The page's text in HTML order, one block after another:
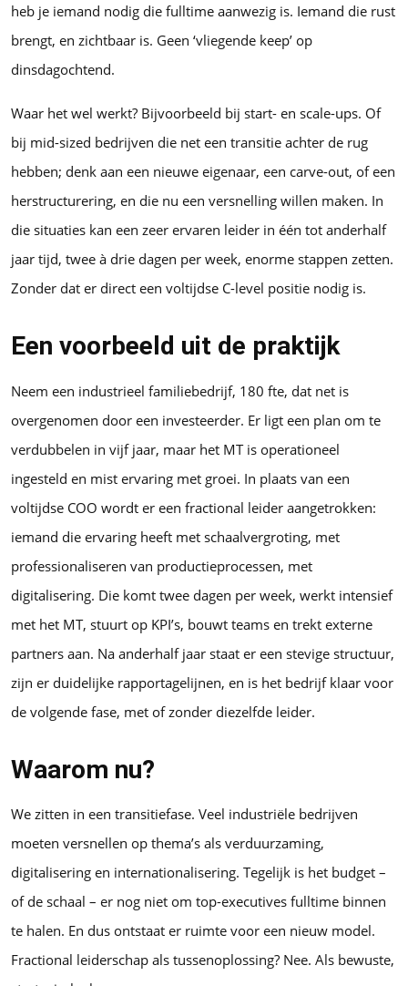
heb je iemand nodig die fulltime aanwezig is. Iemand die rust
brengt, en zichtbaar is. Geen ‘vliegende keep’ op
dinsdagochtend.
Waar het wel werkt? Bijvoorbeeld bij start- en scale-ups. Of
bij mid-sized bedrijven die net een transitie achter de rug
hebben; denk aan een nieuwe eigenaar, een carve-out, of een
herstructurering, en die nu een versnelling willen maken. In
die situaties kan een zeer ervaren leider in één tot anderhalf
jaar tijd, twee à drie dagen per week, enorme stappen zetten.
Zonder dat er direct een voltijdse C-level positie nodig is.
Een voorbeeld uit de praktijk
Neem een industrieel familiebedrijf, 180 fte, dat net is
overgenomen door een investeerder. Er ligt een plan om te
verdubbelen in vijf jaar, maar het MT is operationeel
ingesteld en mist ervaring met groei. In plaats van een
voltijdse COO wordt er een fractional leider aangetrokken:
iemand die ervaring heeft met schaalvergroting, met
professionaliseren van productieprocessen, met
digitalisering. Die komt twee dagen per week, werkt intensief
met het MT, stuurt op KPI’s, bouwt teams en trekt externe
partners aan. Na anderhalf jaar staat er een stevige structuur,
zijn er duidelijke rapportagelijnen, en is het bedrijf klaar voor
de volgende fase, met of zonder diezelfde leider.
Waarom nu?
We zitten in een transitiefase. Veel industriële bedrijven
moeten versnellen op thema’s als verduurzaming,
digitalisering en internationalisering. Tegelijk is het budget –
of de schaal – er nog niet om top-executives fulltime binnen
te halen. En dus ontstaat er ruimte voor een nieuw model.
Fractional leiderschap als tussenoplossing? Nee. Als bewuste,